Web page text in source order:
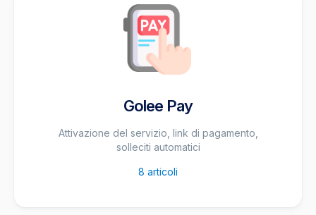
Golee Pay
Attivazione del servizio, link di pagamento,
solleciti automatici
8 articoli